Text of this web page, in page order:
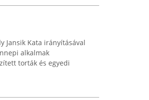
Jansik Kata irányításával
alkalmak
torták és egyedi